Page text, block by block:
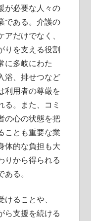
が必要な人々の
ある。 介護の
だけでなく、
りを支える役割
に多岐にわた
浴、排せつなど
利用者の尊厳を
る。また、コミ
の心の状態を把
ことも重要な業
体的な負担も大
りから得られる
る。
ることや、
ら支援を続ける